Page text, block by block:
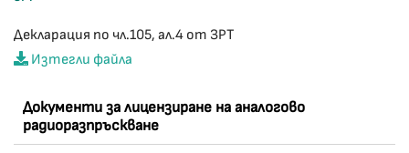
Документи за лицензиране на аналогово
радиоразпръскване
Декларация по чл.105, ал.4 от ЗРТ
Изтегли файла